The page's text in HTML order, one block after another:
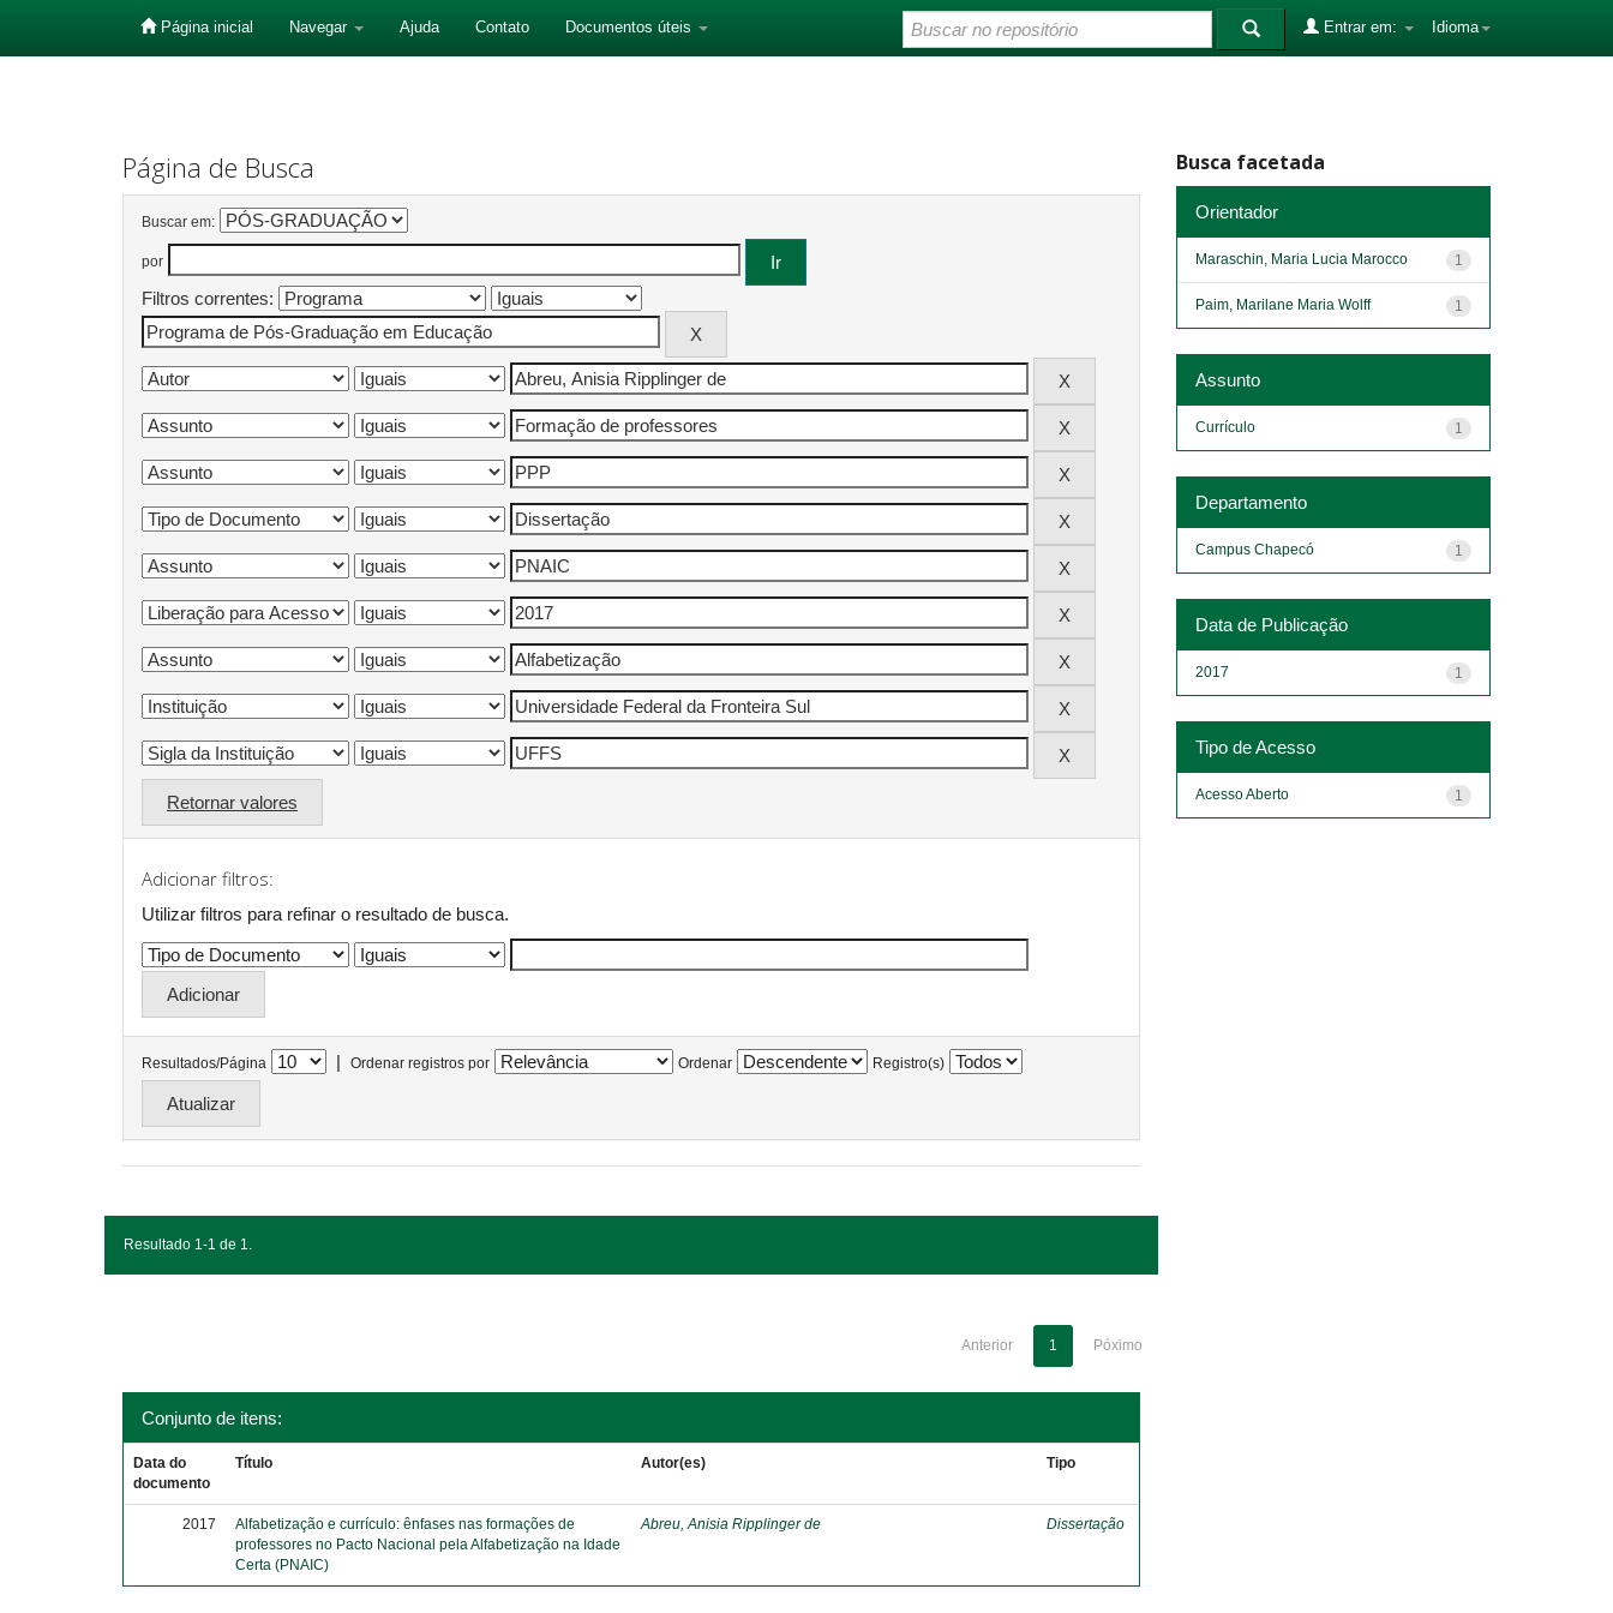
Página inicial Navegar Ajuda Contato Documentos úteis Idioma
Entrar em:
Página de Busca
Buscar em:
por
Filtros correntes:
Retornar valores
Adicionar filtros:
Utilizar filtros para refinar o resultado de busca.
Resultados/Página | Ordenar registros por Ordenar Registro(s)
Resultado 1-1 de 1.
Anterior 1 Póximo
Conjunto de itens:
Data do
documento
Título Autor(es) Tipo
2017
Alfabetização e currículo: ênfases nas formações de
professores no Pacto Nacional pela Alfabetização na Idade
Certa (PNAIC)
Abreu, Anisia Ripplinger de Dissertação
Busca facetada
Orientador
1
Maraschin, Maria Lucia Marocco
1
Paim, Marilane Maria Wolff
Assunto
1
Currículo
Departamento
1
Campus Chapecó
Data de Publicação
1
2017
Tipo de Acesso
1
Acesso Aberto